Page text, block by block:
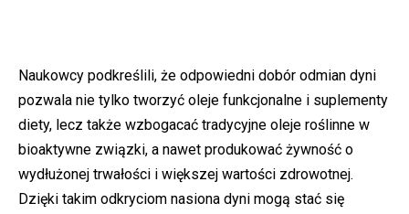
Naukowcy podkreślili, że odpowiedni dobór odmian dyni
pozwala nie tylko tworzyć oleje funkcjonalne i suplementy
diety, lecz także wzbogacać tradycyjne oleje roślinne w
bioaktywne związki, a nawet produkować żywność o
wydłużonej trwałości i większej wartości zdrowotnej.
Dzięki takim odkryciom nasiona dyni mogą stać się